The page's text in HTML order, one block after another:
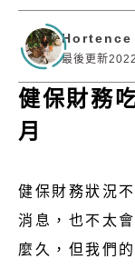
Hortence
最後更新
健保財務
月
健保財務狀況
消息，也不太
麼久，但我們